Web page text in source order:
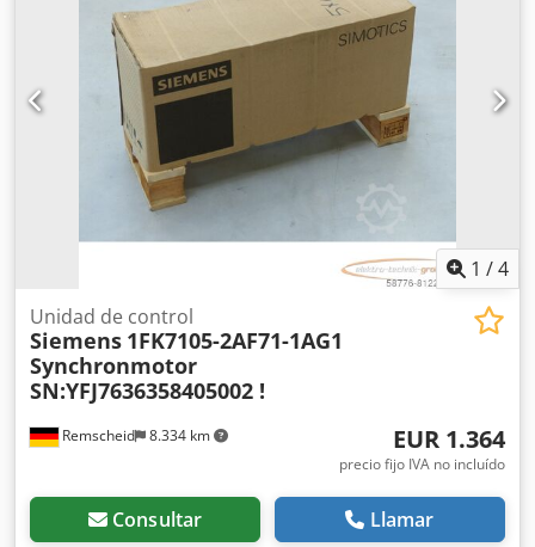
1 /4
Remscheid 8.334 km
Unidad de control
Siemens 1FK7105-2AF71-1AG1
Synchronmotor
SN:YFJ7636358405002 !
EUR 1.364
precio fijo IVA no incluído
Consultar Llamar